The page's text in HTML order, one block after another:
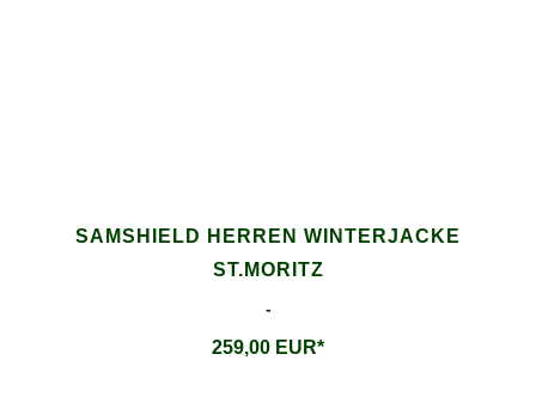
SAMSHIELD HERREN WINTERJACKE
ST.MORITZ
-
259,00 EUR*